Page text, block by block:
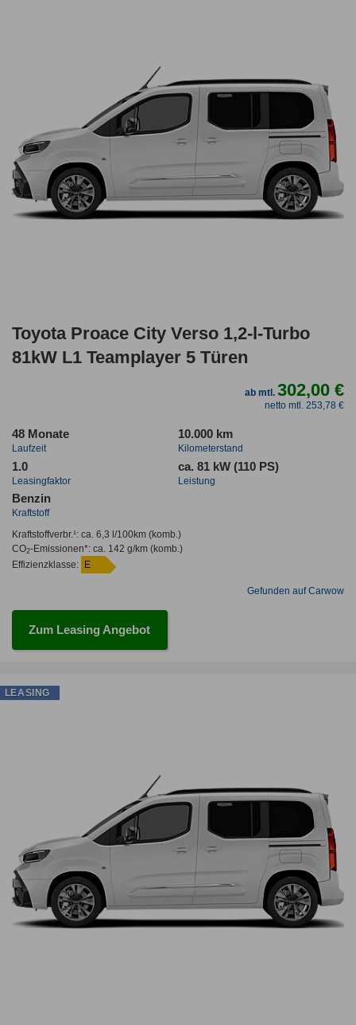
Toyota Proace City Verso 1,2-l-Turbo
81kW L1 Teamplayer 5 Türen
ab mtl.302,00 €
netto mtl. 253,78 €
48 Monate
Laufzeit
10.000 km
Kilometerstand
1.0
Leasingfaktor
ca. 81 kW (110 PS)
Leistung
Benzin
Kraftstoff
Kraftstoffverbr.¹: ca. 6,3 l/100km(komb.)
CO2-Emissionen*: ca. 142 g/km(komb.)
Effizienzklasse: E
Gefunden auf Carwow
Zum Leasing Angebot
LEASING